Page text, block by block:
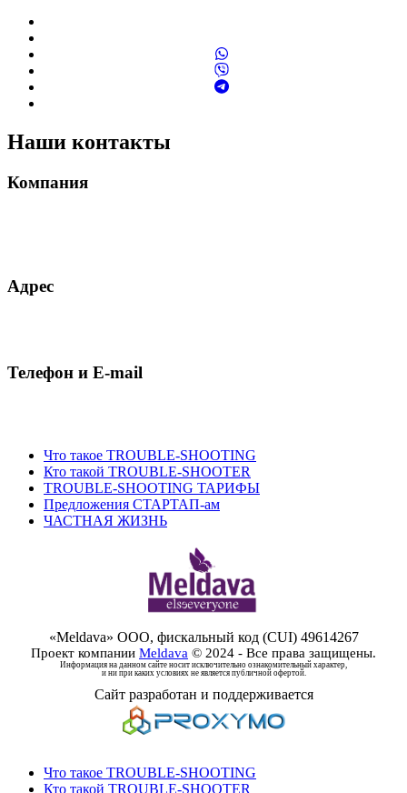
Наши контакты
Компания
Адрес
Телефон и E-mail
Что такое TROUBLE-SHOOTING
Кто такой TROUBLE-SHOOTER
TROUBLE-SHOOTING ТАРИФЫ
Предложения СТАРТАП-ам
ЧАСТНАЯ ЖИЗНЬ
«Meldava» ООО, фискальный код (CUI) 49614267
Проект компании Meldava © 2024 - Все права защищены.
Информация на данном сайте носит исключительно ознакомительный характер,
и ни при каких условиях не является публичной офертой.
Сайт разработан и поддерживается
Что такое TROUBLE-SHOOTING
Кто такой TROUBLE-SHOOTER